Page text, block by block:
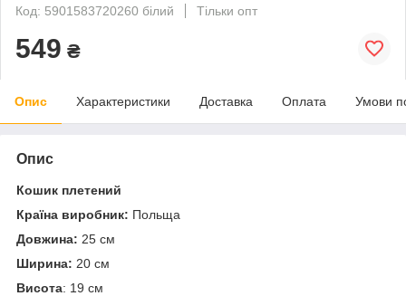
Код: 5901583720260 білий
Тільки опт
549 ₴
Опис Характеристики Доставка Оплата Умови
Опис
Кошик плетений
Країна виробник: Польща
Довжина: 25 см
Ширина: 20 см
Висота: 19 см